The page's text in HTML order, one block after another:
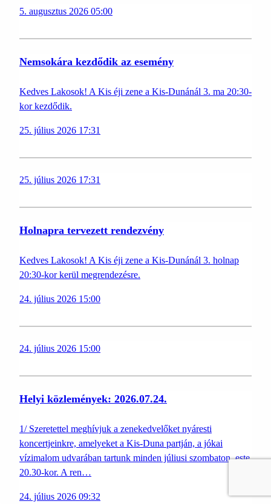
5. augusztus 2026 05:00
Nemsokára kezdődik az esemény
Kedves Lakosok! A Kis éji zene a Kis-Dunánál 3. ma 20:30-
kor kezdődik.
25. július 2026 17:31
25. július 2026 17:31
Holnapra tervezett rendezvény
Kedves Lakosok! A Kis éji zene a Kis-Dunánál 3. holnap
20:30-kor kerül megrendezésre.
24. július 2026 15:00
24. július 2026 15:00
Helyi közlemények: 2026.07.24.
1/ Szeretettel meghívjuk a zenekedvelőket nyáresti
koncertjeinkre, amelyeket a Kis-Duna partján, a jókai
vízimalom udvarában tartunk minden júliusi szombaton, este
20.30-kor. A ren…
24. július 2026 09:32